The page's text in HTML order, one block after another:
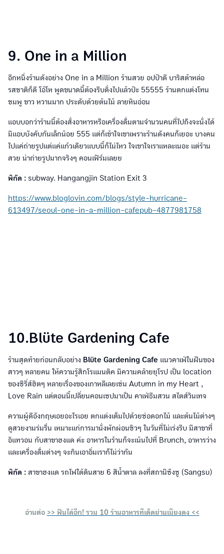
9. One in a Million
อีกหนึ่งร้านดังอย่าง One in a Million ร้านสวย อปป้าดี บาริสต้าหล่อ
รสชาติก็ดี โอ้โห พูดขนาดนี้ต้องรีบดิ่งไปแล้วป้ะ 55555 ร้านตกแต่งโทน
ชมพู ขาว หวานมาก ประดับด้วยต้นไม้ ลายหินอ่อน
แอบบอกว่าร้านนี้ต้องสั่งอาหารหรือเครื่องดื่มตามจำนวนคนที่ไปถึงจะนั่งได้
มีแอบบังคับกันเล็กน้อย 555 แต่ก็เข้าใจเขาเพราะร้านดังคนก็เยอะ บางคน
ไปแค่ถ่ายรูปแต่แค่แก้วเดียวแบบนี้ก็ไม่ไหว ใจเขาใจเราแหละเนอะ แต่ร้าน
สวย น่าถ่ายรูปมากจริงๆ คอนเฟิร์มเลยย
พิกัด : subway. Hangangjin Station Exit 3
https://www.bloglovin.com/blogs/style-hurricane-
613497/seoul-one-in-a-million-cafepub-4877981758
10.Blüte Gardening Cafe
ร้านสุดท้ายก่อนกลับอย่าง Blüte Gardening Cafe แนวคาเฟ่ในฝันของ
สาวๆ หลายคน ให้ความรู้สึกโรแมนติค มีความคล้ายยุโรป เป็น location
ของซีรี่ส์ฮิตๆ หลายเรื่องของเกาหลีเลยเช่น Autumn in my Heart ,
Love Rain แต่ตอนนี้เปลี่ยนคอนเซปมาเป็น คาเฟ่ธีมสวน สไตส์วินเทจ
ความผู้ดีอังกฤษเอยอะไรเอย ตกแต่งเต็มไปด้วยช่อดอกไม้ และต้นไม้ต่างๆ
ดูสวยงามร่มรื่น เหมาะแก่การมานั่งพักผ่อนชิวๆ ในวันที่ไม่เร่งรีบ มีสาขาที่
อิแทวอน กับสาขาฮงแด ค่ะ อาหารในร้านก็จะเน้นไปที่ Brunch, อาหารว่าง
และเครื่องดื่มต่างๆ จะกินเอาอิ่มเราก็ไม่ว่ากัน
พิกัด : สาขาฮงแด รถไฟใต้ดินสาย 6 สีน้ำตาล ลงที่สถานีซังซู (Sangsu)
อ่านต่อ >> ฟินได้อีก! รวม 10 ร้านอาหารทีเด็ดย่านเมียงดง <<